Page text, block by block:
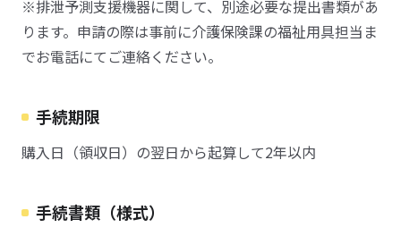
※排泄予測支援機器に関して、別途必要な提出書類があ
ります。申請の際は事前に介護保険課の福祉用具担当ま
でお電話にてご連絡ください。
手続期限
購入日（領収日）の翌日から起算して2年以内
手続書類（様式）